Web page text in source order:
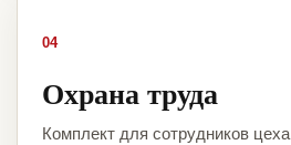
04
Охрана труда
Комплект для сотрудников